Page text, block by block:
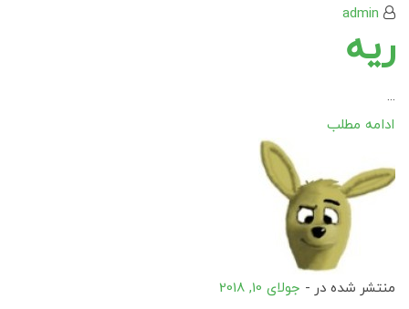
admin
ریه
...
ادامه مطلب
منتشر شده در - جولای 10, 2018